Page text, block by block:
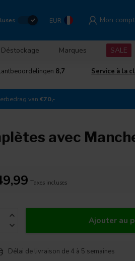
EUR Mon
Déstockage Marques SALE
8,7 Service à la
van €70,-
avec
Taxes incluses
Ajouter au
Délai de livraison de 4 à 5 semaines